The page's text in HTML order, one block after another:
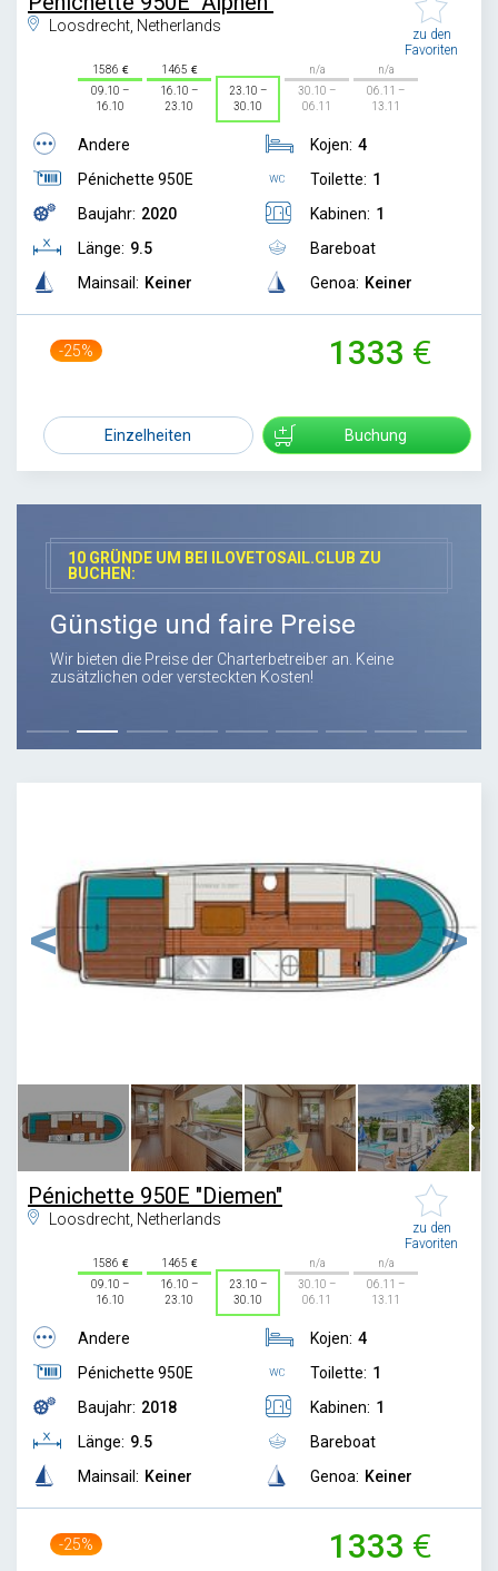
Loosdrecht, Netherlands
zu den
Favoriten
1586
09.10 –
16.10
1465
16.10 –
23.10
23.10 –
30.10
n/a
30.10 –
06.11
n/a
06.11 –
13.11
Andere
Pénichette 950E
Baujahr: 2020
Länge: 9.5
Mainsail: Keiner
Kojen: 4
Toilette: 1
Kabinen: 1
Bareboat
Genoa: Keiner
-25% 1333
Einzelheiten Buchung
10 GRÜNDE UM BEI ILOVETOSAIL.CLUB ZU
BUCHEN:
Günstige und faire Preise
Wir bieten die Preise der Charterbetreiber an. Keine
zusätzlichen oder versteckten Kosten!
Pénichette 950E "Diemen"
Loosdrecht, Netherlands
zu den
Favoriten
1586
09.10 –
16.10
1465
16.10 –
23.10
23.10 –
30.10
n/a
30.10 –
06.11
n/a
06.11 –
13.11
Andere
Pénichette 950E
Baujahr: 2018
Länge: 9.5
Mainsail: Keiner
Kojen: 4
Toilette: 1
Kabinen: 1
Bareboat
Genoa: Keiner
-25% 1333